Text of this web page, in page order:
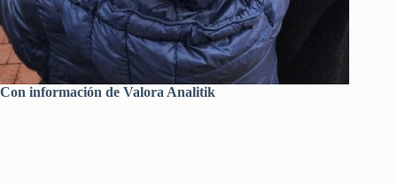
Con información de Valora Analitik